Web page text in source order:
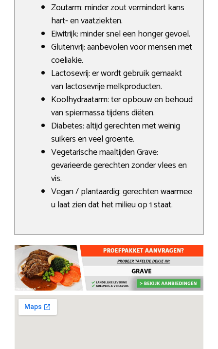
Zoutarm: minder zout vermindert kans
hart- en vaatziekten.
Eiwitrijk: minder snel een honger gevoel.
Glutenvrij: aanbevolen voor mensen met
coeliakie.
Lactosevrij: er wordt gebruik gemaakt
van lactosevrije melkproducten.
Koolhydraatarm: ter opbouw en behoud
van spiermassa tijdens diëten.
Diabetes: altijd gerechten met weinig
suikers en veel groente.
Vegetarische maaltijden Grave:
gevarieerde gerechten zonder vlees en
vis.
Vegan / plantaardig: gerechten waarmee
u laat zien dat het milieu op 1 staat.